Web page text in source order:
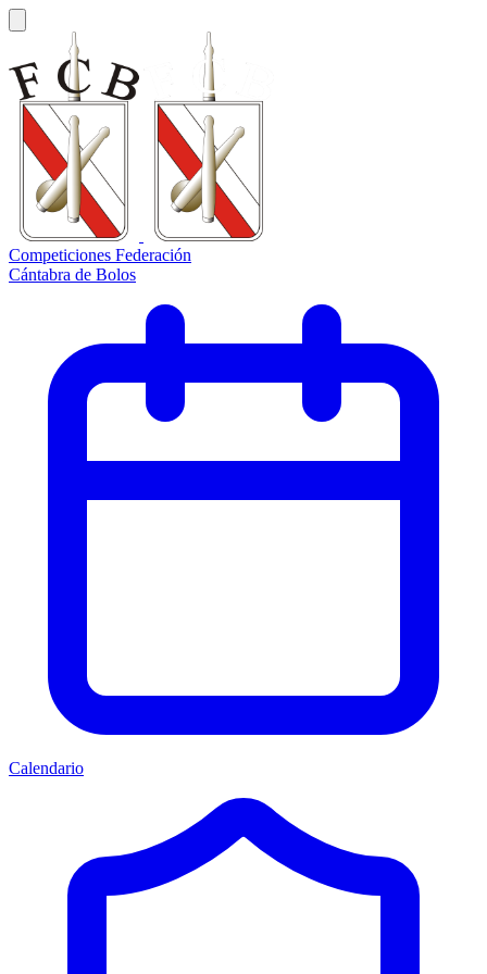
Competiciones Federación
Cántabra de Bolos
Calendario